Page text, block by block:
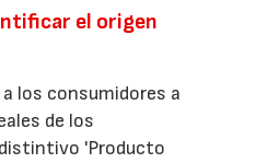
el origen
los consumidores a
de los
'Producto